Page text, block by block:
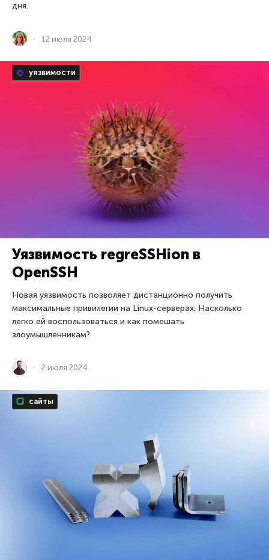
дня.
12 июля 2024
уязвимости
Уязвимость regreSSHion в
OpenSSH
Новая уязвимость позволяет дистанционно получить
максимальные привилегии на Linux-серверах. Насколько
легко ей воспользоваться и как помешать
злоумышленникам?
2 июля 2024
сайты